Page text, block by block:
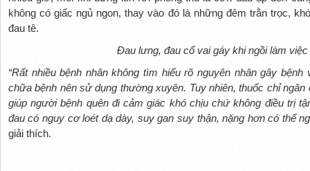
không có giấc ngủ ngon, thay vào đó là những đêm trằn trọc,
đau tê.
Đau lưng, đau cổ vai gáy khi ngồi làm
“Rất nhiều bệnh nhân không tìm hiểu rõ nguyên nhân gây
chữa bệnh nên sử dụng thường xuyên. Tuy nhiên, thuốc chỉ
giúp người bệnh quên đi cảm giác khó chịu chứ không điều trị
đau có nguy cơ loét dạ dày, suy gan suy thận, nặng hơn có thể
giải thích.